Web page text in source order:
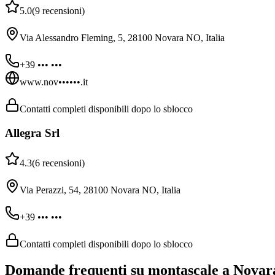
5.0(9 recensioni)
Via Alessandro Fleming, 5, 28100 Novara NO, Italia
+39 ••• •••
www.nov••••••.it
Contatti completi disponibili dopo lo sblocco
Allegra Srl
4.3(6 recensioni)
Via Perazzi, 54, 28100 Novara NO, Italia
+39 ••• •••
Contatti completi disponibili dopo lo sblocco
Domande frequenti su montascale a